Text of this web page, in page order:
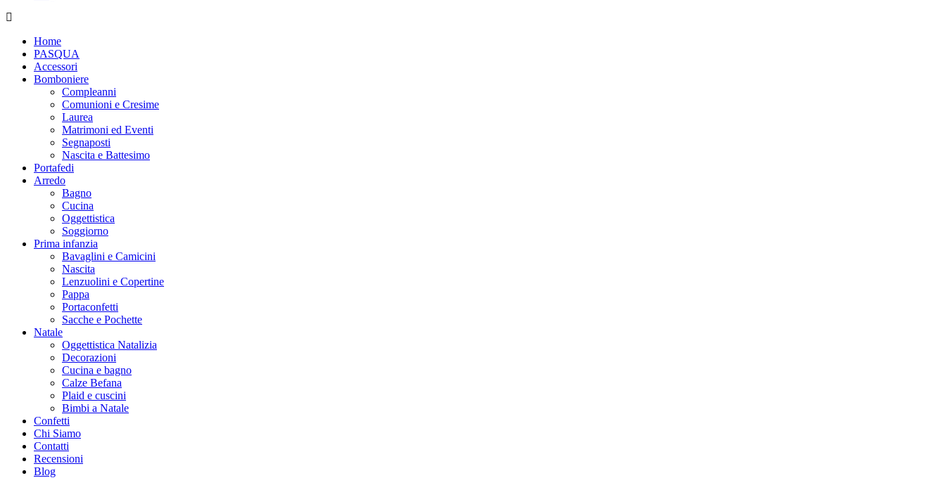
Home
PASQUA
Accessori
Bomboniere
Compleanni
Comunioni e Cresime
Laurea
Matrimoni ed Eventi
Segnaposti
Nascita e Battesimo
Portafedi
Arredo
Bagno
Cucina
Oggettistica
Soggiorno
Prima infanzia
Bavaglini e Camicini
Nascita
Lenzuolini e Copertine
Pappa
Portaconfetti
Sacche e Pochette
Natale
Oggettistica Natalizia
Decorazioni
Cucina e bagno
Calze Befana
Plaid e cuscini
Bimbi a Natale
Confetti
Chi Siamo
Contatti
Recensioni
Blog